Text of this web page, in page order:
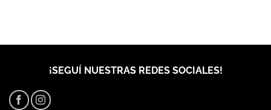
¡SEGUÍ NUESTRAS REDES SOCIALES!